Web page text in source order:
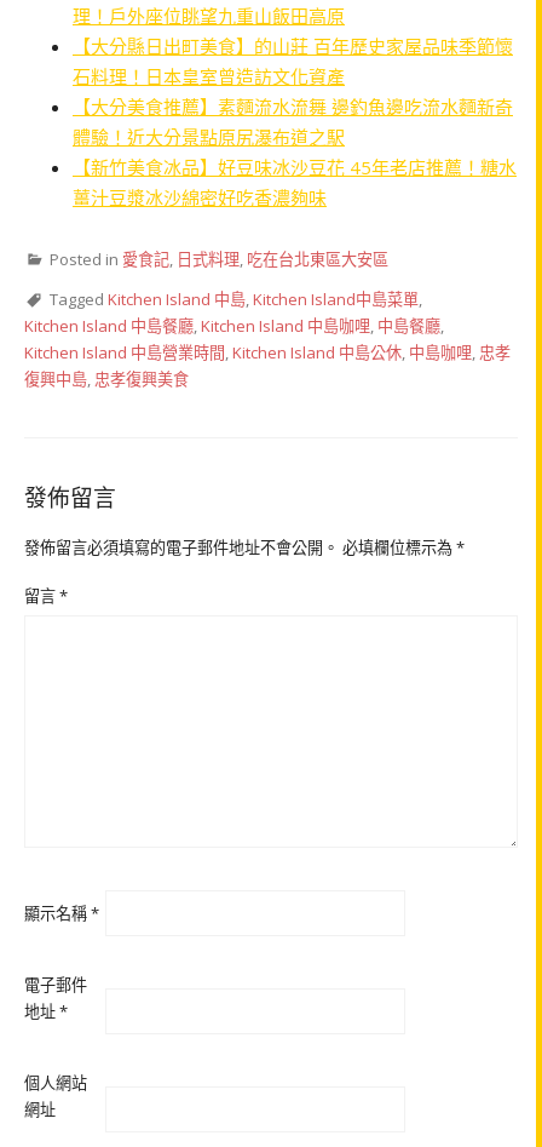
理！戶外座位眺望九重山飯田高原
【大分縣日出町美食】的山莊 百年歷史家屋品味季節懷
石料理！日本皇室曾造訪文化資產
【大分美食推薦】素麵流水流舞 邊釣魚邊吃流水麵新奇
體驗！近大分景點原尻瀑布道之駅
【新竹美食冰品】好豆味冰沙豆花 45年老店推薦！糖水
薑汁豆漿冰沙綿密好吃香濃夠味
Posted in 愛食記, 日式料理, 吃在台北東區大安區
Tagged Kitchen Island 中島,Kitchen Island中島菜單,
Kitchen Island 中島餐廳,Kitchen Island 中島咖哩, 中島餐廳,
Kitchen Island 中島營業時間,Kitchen Island 中島公休, 中島咖哩, 忠孝
復興中島, 忠孝復興美食
發佈留言
發佈留言必須填寫的電子郵件地址不會公開。 必填欄位標示為*
留言*
顯示名稱*
電子郵件
地址*
個人網站
網址